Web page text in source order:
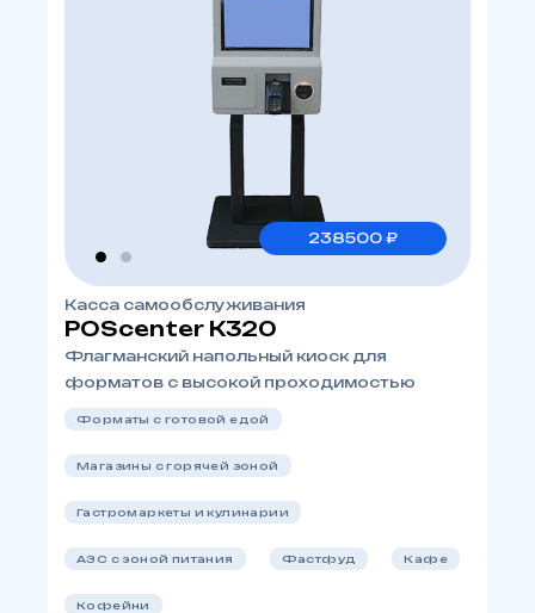
238500 ₽
Касса самообслуживания
POScenter K320
Флагманский напольный киоск для
форматов с высокой проходимостью
Форматы с готовой едой
Магазины с горячей зоной
Гастромаркеты и кулинарии
АЗС с зоной питания Фастфуд Кафе
Кофейни